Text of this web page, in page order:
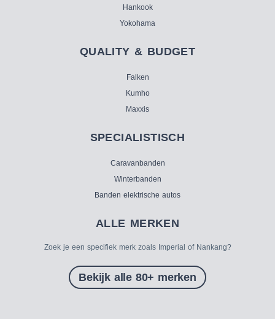
Hankook
Yokohama
QUALITY & BUDGET
Falken
Kumho
Maxxis
SPECIALISTISCH
Caravanbanden
Winterbanden
Banden elektrische autos
ALLE MERKEN
Zoek je een specifiek merk zoals Imperial of Nankang?
Bekijk alle 80+ merken